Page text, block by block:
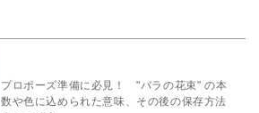
プロポーズ準備に必見！ "バラの花束" の本
数や色に込められた意味、その後の保存方法